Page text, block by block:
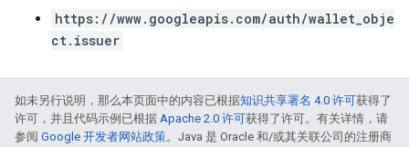
https://www.googleapis.com/auth/wallet_obje
ct.issuer
如未另行说明，那么本页面中的内容已根据知识共享署名 4.0 许可获得了
许可，并且代码示例已根据 Apache 2.0 许可获得了许可。有关详情，请
参阅 Google 开发者网站政策。Java 是 Oracle 和/或其关联公司的注册商